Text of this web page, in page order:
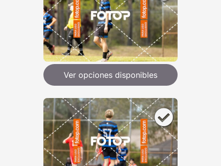
Ver opciones disponibles